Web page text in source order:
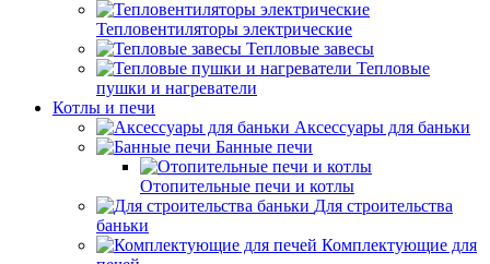
Тепловентиляторы электрические
Тепловые завесы
Тепловые
пушки и нагреватели
Котлы и печи
Аксессуары для баньки
Банные печи
Отопительные печи и котлы
Для строительства
баньки
Комплектующие для